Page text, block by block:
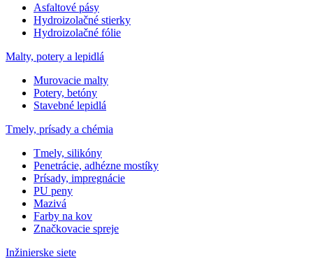
Asfaltové pásy
Hydroizolačné stierky
Hydroizolačné fólie
Malty, potery a lepidlá
Murovacie malty
Potery, betóny
Stavebné lepidlá
Tmely, prísady a chémia
Tmely, silikóny
Penetrácie, adhézne mostíky
Prísady, impregnácie
PU peny
Mazivá
Farby na kov
Značkovacie spreje
Inžinierske siete